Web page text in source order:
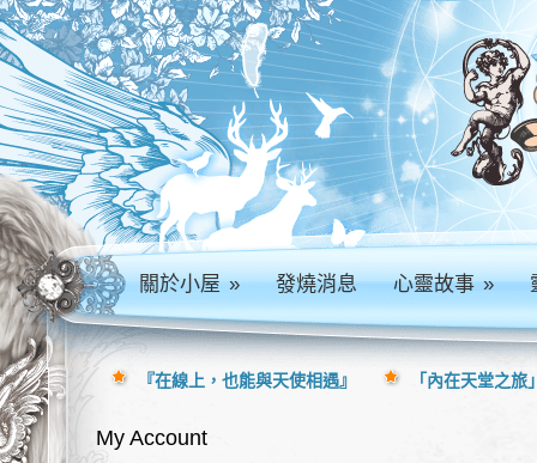
關於小屋» 發燒消息 心靈故事»
『在線上，也能與天使相遇』 「內在天堂之
My Account